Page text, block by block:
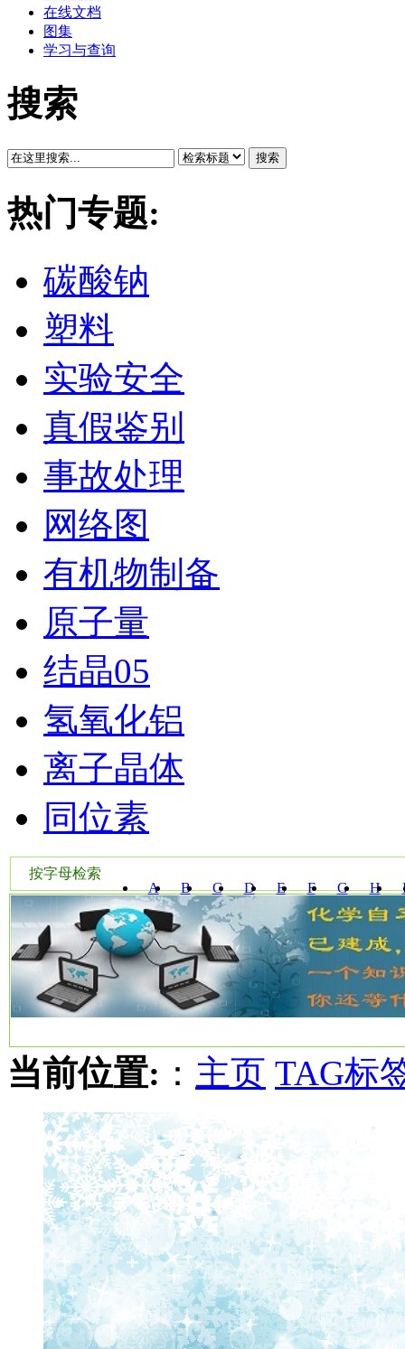
在线文档
图集
学习与查询
搜索
搜索
热门专题:
碳酸钠
塑料
实验安全
真假鉴别
事故处理
网络图
有机物制备
原子量
结晶05
氢氧化铝
离子晶体
同位素
按字母检索
A
B C D E F G H
W Y
当前位置: ： 主页 TAG标